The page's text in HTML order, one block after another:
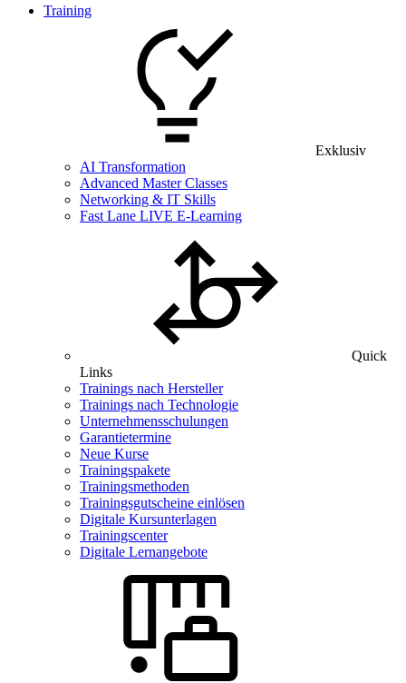
Training
Exklusiv
AI Transformation
Advanced Master Classes
Networking & IT Skills
Fast Lane LIVE E-Learning
Quick
Links
Trainings nach Hersteller
Trainings nach Technologie
Unternehmensschulungen
Garantietermine
Neue Kurse
Trainingspakete
Trainingsmethoden
Trainingsgutscheine einlösen
Digitale Kursunterlagen
Trainingscenter
Digitale Lernangebote